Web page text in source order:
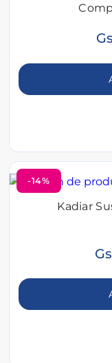
-14%
Kadiar